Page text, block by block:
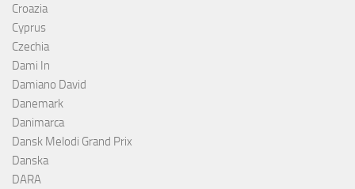
Croazia
Cyprus
Czechia
Dami In
Damiano David
Danemark
Danimarca
Dansk Melodi Grand Prix
Danska
DARA